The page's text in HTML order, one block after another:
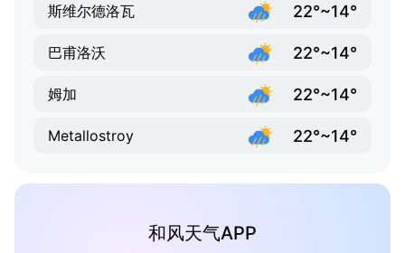
斯维尔德洛瓦 22°~14°
巴甫洛沃 22°~14°
姆加 22°~14°
Metallostroy 22°~14°
和风天气APP